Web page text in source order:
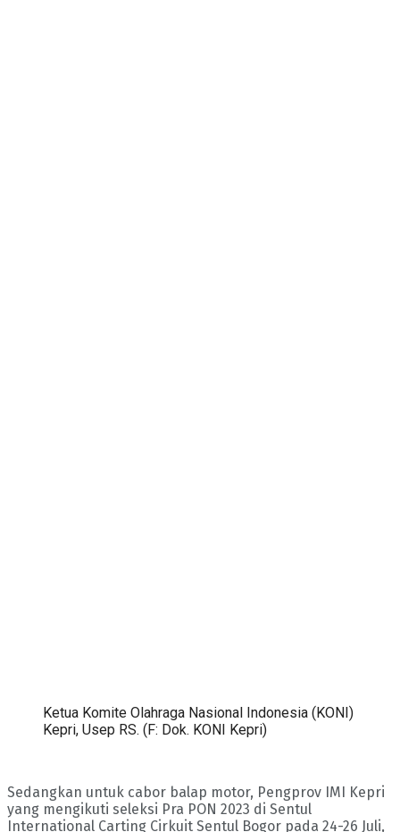
Ketua Komite Olahraga Nasional Indonesia (KONI)
Kepri, Usep RS. (F: Dok. KONI Kepri)
Sedangkan untuk cabor balap motor, Pengprov IMI Kepri
yang mengikuti seleksi Pra PON 2023 di Sentul
International Carting Cirkuit Sentul Bogor pada 24-26 Juli,